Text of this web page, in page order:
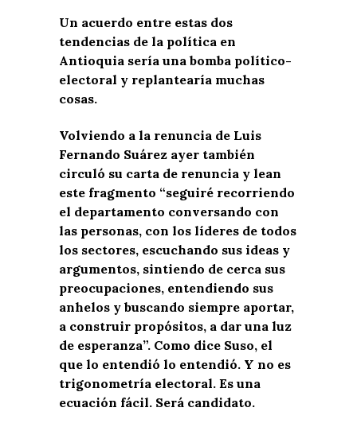
Un acuerdo entre estas dos
tendencias de la política en
Antioquia sería una bomba político-
electoral y replantearía muchas
cosas.
Volviendo a la renuncia de Luis
Fernando Suárez ayer también
circuló su carta de renuncia y lean
este fragmento “seguiré recorriendo
el departamento conversando con
las personas, con los líderes de todos
los sectores, escuchando sus ideas y
argumentos, sintiendo de cerca sus
preocupaciones, entendiendo sus
anhelos y buscando siempre aportar,
a construir propósitos, a dar una luz
de esperanza”. Como dice Suso, el
que lo entendió lo entendió. Y no es
trigonometría electoral. Es una
ecuación fácil. Será candidato.